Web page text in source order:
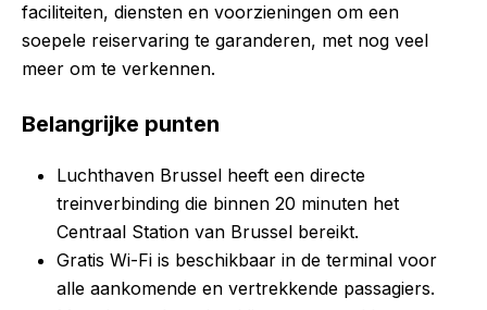
faciliteiten, diensten en voorzieningen om een
soepele reiservaring te garanderen, met nog veel
meer om te verkennen.
Belangrijke punten
Luchthaven Brussel heeft een directe
treinverbinding die binnen 20 minuten het
Centraal Station van Brussel bereikt.
Gratis Wi-Fi is beschikbaar in de terminal voor
alle aankomende en vertrekkende passagiers.